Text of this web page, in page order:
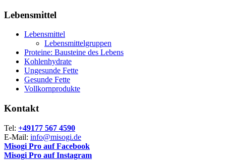
Lebensmittel
Lebensmittel
Lebensmittelgruppen
Proteine: Bausteine des Lebens
Kohlenhydrate
Ungesunde Fette
Gesunde Fette
Vollkornprodukte
Kontakt
Tel: +49177 567 4590
E-Mail: info@misogi.de
Misogi Pro auf Facebook
Misogi Pro auf Instagram